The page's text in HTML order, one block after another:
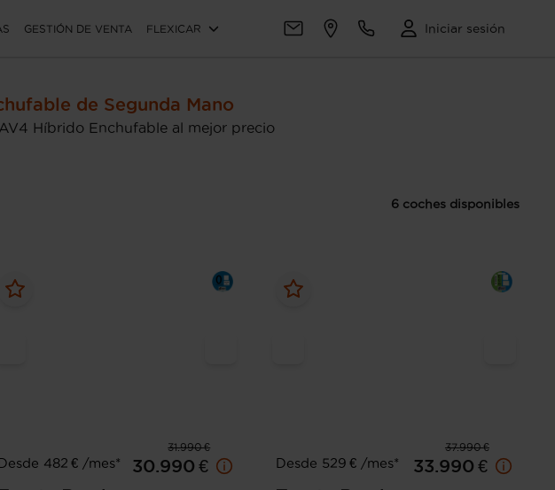
GESTIÓN DE VENTA FLEXICAR Iniciar sesión
de Segunda Mano
Híbrido Enchufable al mejor precio
6 coches disponibles
31.990 €
482 € /mes*
30.990 €
37.990 €
Desde 529 € /mes*
33.990 €